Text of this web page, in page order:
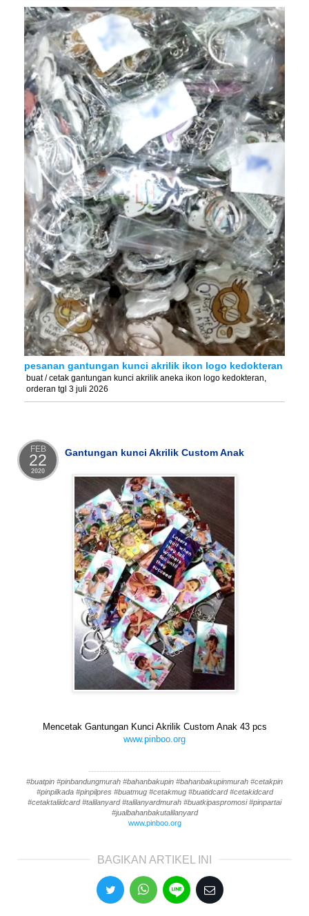
pesanan gantungan kunci akrilik ikon logo kedokteran
buat / cetak gantungan kunci akrilik aneka ikon logo kedokteran,
orderan tgl 3 juli 2026
FEB
22
2020
Gantungan kunci Akrilik Custom Anak
Mencetak Gantungan Kunci Akrilik Custom Anak 43 pcs
www.pinboo.org
------------------------------------------------
#buatpin #pinbandungmurah #bahanbakupin #bahanbakupinmurah #cetakpin
#pinpilkada #pinpilpres #buatmug #cetakmug #buatidcard #cetakidcard
#cetaktaliidcard #talilanyard #talilanyardmurah #buatkipaspromosi #pinpartai
#jualbahanbakutalilanyard
www.pinboo.org
BAGIKAN ARTIKEL INI